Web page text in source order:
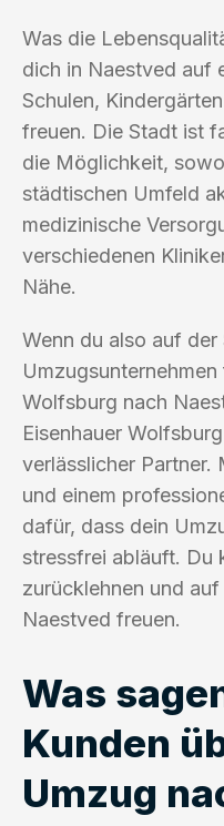
Was die
dich in Naestved auf
Schulen,
freuen. Die Stadt ist
die Möglichkeit,
städtischen Umfeld
medizinische
verschiedenen
Nähe.
Wenn du also auf der
Wolfsburg nach
Eisenhauer
verlässlicher Partner.
und einem
dafür, dass dein
stressfrei abläuft. Du
zurücklehnen und
Naestved freuen.
Was
Kunden
Umzug